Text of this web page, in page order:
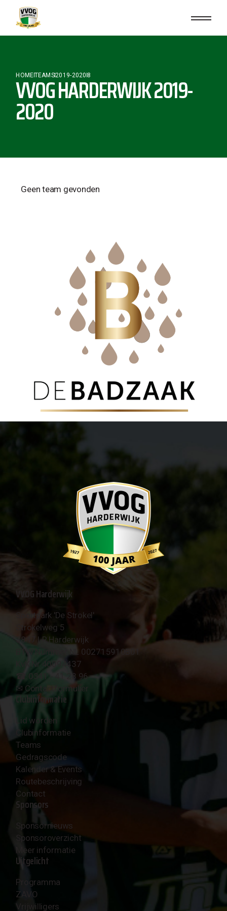
HOMETEAMS2019-2020 8
VVOG HARDERWIJK 2019-
2020
Geen team gevonden
VVOG Harderwijk
Sportpark 'De Strokel'
Strokelweg 5
3847 LR Harderwijk
BTW Nummer NL 002715910B01
KvK Nr 40094437
☎︎ 0341 - 41 28 96
✉︎ Contactformulier
Clubinformatie
Lid worden
Clubinformatie
Teams
Gedragscode
Kalender & Events
Routebeschrijving
Contact
Sponsors
Sponsornieuws
Sponsoroverzicht
Meer informatie
Uitgelicht
Programma
ZAVO
Vrijwilligers